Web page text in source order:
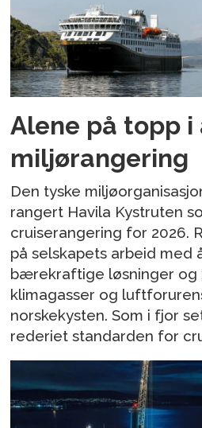
Alene på topp
miljørangering
Den tyske
rangert Havila Kystruten
cruiserangering for 2026.
på selskapets arbeid med
bærekraftige løsninger og
klimagasser og
norskekysten. Som i fjor
rederiet standarden for